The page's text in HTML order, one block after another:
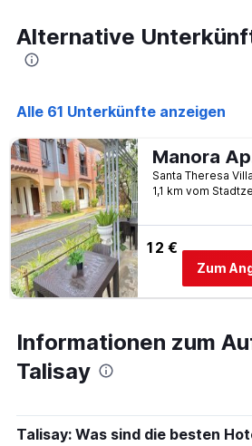
Alternative
Alle 61 Unterkünfte anzeigen
1,1 km vom
12 €
Zum
Informationen zum
Talisay
Talisay: Was sind die besten